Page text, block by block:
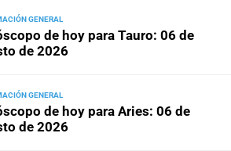
General
GENERAL
de hoy para Tauro: 06 de
de 2026
GENERAL
de hoy para Aries: 06 de
de 2026